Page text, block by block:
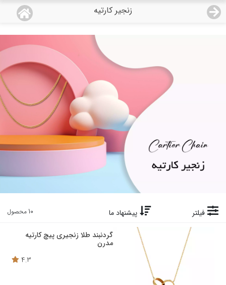
زنجیر کارتیه
منو
دسته بندی محصولات
درباره ما
تماس با ما
فیلتر پیشنهاد ما 10 محصول
گردنبند طلا زنجیری پیچ کارتیه
مدرن
4.3